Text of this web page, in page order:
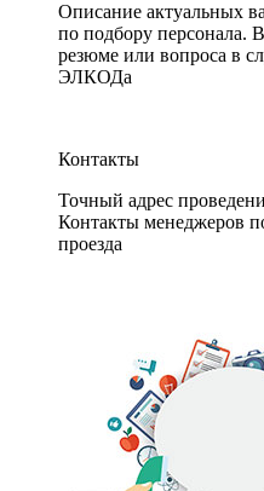
Описание актуальных
по подбору персонала.
резюме или вопроса в
ЭЛКОДа
Контакты
Точный адрес
Контакты менеджеров
проезда